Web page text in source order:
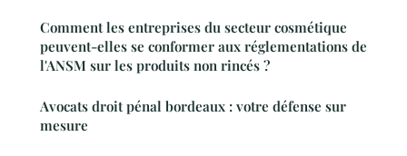
Comment les entreprises du secteur cosmétique
peuvent-elles se conformer aux réglementations de
l'ANSM sur les produits non rincés ?
Avocats droit pénal bordeaux : votre défense sur
mesure